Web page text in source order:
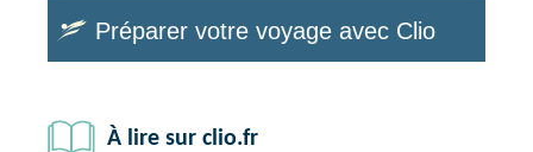
Préparer votre voyage avec Clio
À lire sur clio.fr